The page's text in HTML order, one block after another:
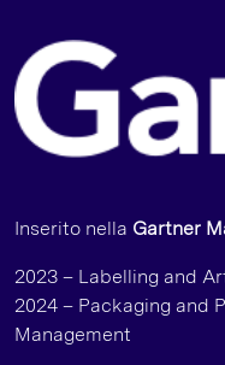
Inserito nella Gartner
2023 – Labelling and
2024 – Packaging and
Management